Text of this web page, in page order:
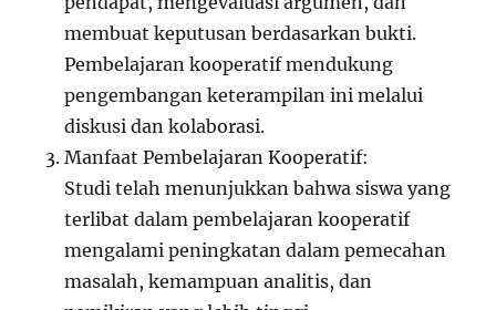
membuat keputusan berdasarkan bukti.
Pembelajaran kooperatif mendukung
pengembangan keterampilan ini melalui
diskusi dan kolaborasi.
Manfaat Pembelajaran Kooperatif:
Studi telah menunjukkan bahwa siswa yang
terlibat dalam pembelajaran kooperatif
mengalami peningkatan dalam pemecahan
masalah, kemampuan analitis, dan